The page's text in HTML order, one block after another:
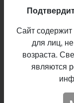
Hard
Не
Сайт
для лиц,
возраста.
являются